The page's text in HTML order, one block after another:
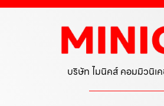
บริษัท ไมนิคส์ คอมมิวนิเ